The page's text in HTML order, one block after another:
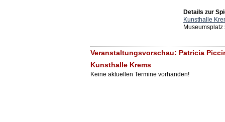
Details zur
Kunsthalle
Museumsplatz
Veranstaltungsvorschau: Patricia
Kunsthalle Krems
Keine aktuellen Termine vorhanden!